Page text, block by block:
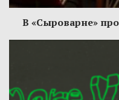
В «Сыроварне»